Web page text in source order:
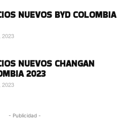
NUEVOS BYD COLOMBIA
2023
NUEVOS CHANGAN
2023
2023
- Publicidad -